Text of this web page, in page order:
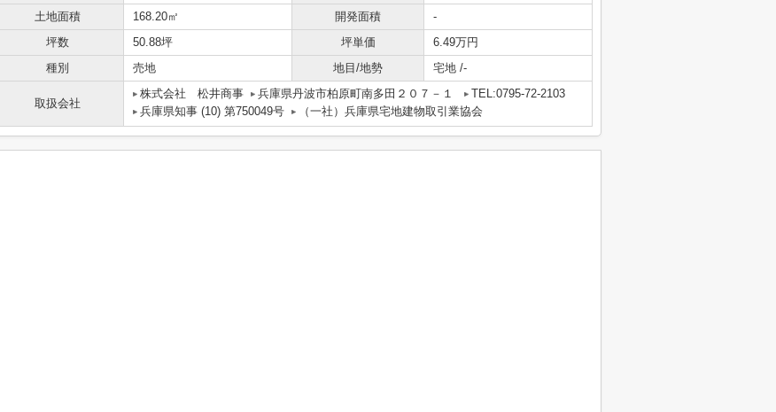
土地面積
168.20㎡ 開発面積
-
坪数
50.88坪 坪単価
6.49万円
種別
売地 地目/地勢 宅地 /-
取扱会社
株式会社 松井商事 兵庫県丹波市柏原町南多田２０７－１
TEL:0795-72-2103
兵庫県知事 (10) 第750049号
（一社）兵庫県宅地建物取引業協会